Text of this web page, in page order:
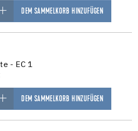
DEM SAMMELKORB HINZUFÜGEN
- EC 1
DEM SAMMELKORB HINZUFÜGEN